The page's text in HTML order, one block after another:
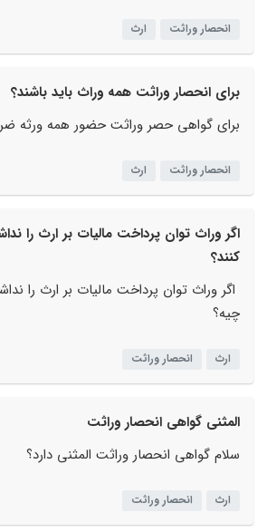
انحصار وراثت ارث
برای انحصار وراثت همه وراث باید باشند؟
برای گواهی حصر وراثت حضور همه ورثه
انحصار وراثت ارث
اگر وراث توان پرداخت مالیات بر ارث را
کنند؟
اگر وراث توان پرداخت مالیات بر ارث را
چیه؟
ارث انحصار وراثت
المثنی گواهی انحصار وراثت
سلام گواهی انحصار وراثت المثنی دارد؟
ارث انحصار وراثت